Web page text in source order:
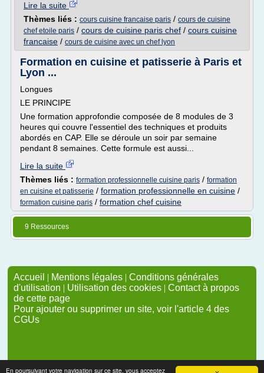
En poursuivant votre navigation sur ce site, vous acceptez
Lire la suite
Thèmes liés : cours cuisine francaise paris / cours de cuisine
chef etoile paris / cours de cuisine paris chef / cours cuisine
francaise / cours de cuisine avec un chef lyon
Formation en cuisine et patisserie à Paris et
Lyon ...
Longues
LE PRINCIPE
Une formation approfondie composée de 8 modules de 3
heures qui couvre l'essentiel des techniques et produits
abordés en CAP. Elle se déroule un soir par semaine
pendant 8 semaines. Cette formule est aussi...
Lire la suite
Thèmes liés : formation professionnelle cuisine paris / formation
en cuisine et patisserie / formation professionnelle en cuisine /
formation cuisine paris / formation chef cuisine
9 Ressources
Accueil | Mentions légales | Conditions générales
d'utilisation | Utilisation des cookies | Contact à propos
de cette page
Pour ajouter ou supprimer un site, voir l'article 4 des
CGUs